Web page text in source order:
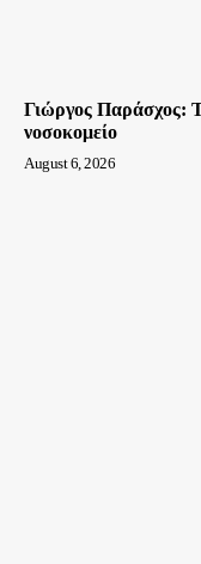
Γιώργος Παράσχος:
νοσοκομείο
August 6, 2026